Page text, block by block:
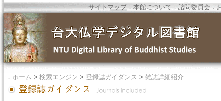
サイトマップ．本館について．諮問委員会．
． ホーム > 検索エンジン > 登録誌ガイダンス > 雑誌詳細紹介